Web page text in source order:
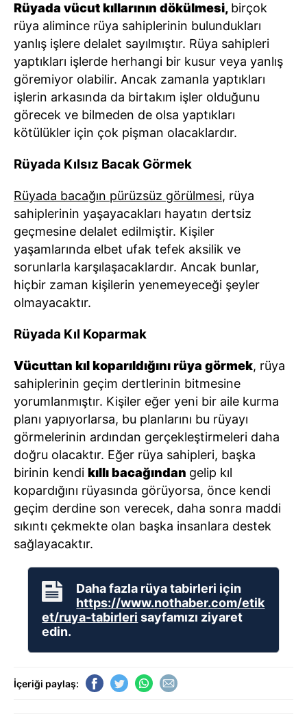
Rüyada vücut kıllarının dökülmesi, birçok
rüya alimince rüya sahiplerinin bulundukları
yanlış işlere delalet sayılmıştır. Rüya sahipleri
yaptıkları işlerde herhangi bir kusur veya yanlış
göremiyor olabilir. Ancak zamanla yaptıkları
işlerin arkasında da birtakım işler olduğunu
görecek ve bilmeden de olsa yaptıkları
kötülükler için çok pişman olacaklardır.
Rüyada Kılsız Bacak Görmek
Rüyada bacağın pürüzsüz görülmesi, rüya
sahiplerinin yaşayacakları hayatın dertsiz
geçmesine delalet edilmiştir. Kişiler
yaşamlarında elbet ufak tefek aksilik ve
sorunlarla karşılaşacaklardır. Ancak bunlar,
hiçbir zaman kişilerin yenemeyeceği şeyler
olmayacaktır.
Rüyada Kıl Koparmak
Vücuttan kıl koparıldığını rüya görmek, rüya
sahiplerinin geçim dertlerinin bitmesine
yorumlanmıştır. Kişiler eğer yeni bir aile kurma
planı yapıyorlarsa, bu planlarını bu rüyayı
görmelerinin ardından gerçekleştirmeleri daha
doğru olacaktır. Eğer rüya sahipleri, başka
birinin kendi kıllı bacağından gelip kıl
kopardığını rüyasında görüyorsa, önce kendi
geçim derdine son verecek, daha sonra maddi
sıkıntı çekmekte olan başka insanlara destek
sağlayacaktır.
Daha fazla rüya tabirleri için
https://www.nothaber.com/etik
et/ruya-tabirleri sayfamızı ziyaret
edin.
İçeriği paylaş: